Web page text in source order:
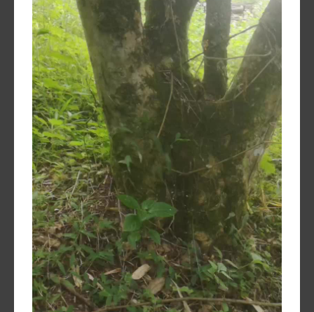
votre thé
Contactez-
nous !